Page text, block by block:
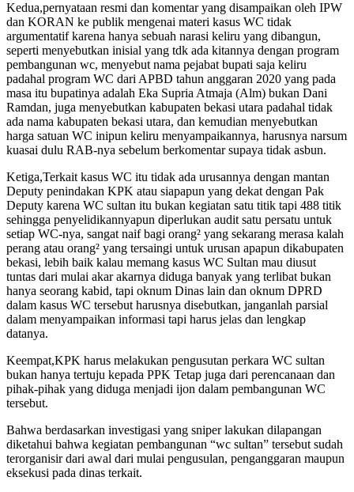
Kedua,pernyataan resmi dan komentar yang disampaikan oleh IPW
dan KORAN ke publik mengenai materi kasus WC tidak
argumentatif karena hanya sebuah narasi keliru yang dibangun,
seperti menyebutkan inisial yang tdk ada kitannya dengan program
pembangunan wc, menyebut nama pejabat bupati saja keliru
padahal program WC dari APBD tahun anggaran 2020 yang pada
masa itu bupatinya adalah Eka Supria Atmaja (Alm) bukan Dani
Ramdan, juga menyebutkan kabupaten bekasi utara padahal tidak
ada nama kabupaten bekasi utara, dan kemudian menyebutkan
harga satuan WC inipun keliru menyampaikannya, harusnya narsum
kuasai dulu RAB-nya sebelum berkomentar supaya tidak asbun.
Ketiga,Terkait kasus WC itu tidak ada urusannya dengan mantan
Deputy penindakan KPK atau siapapun yang dekat dengan Pak
Deputy karena WC sultan itu bukan kegiatan satu titik tapi 488 titik
sehingga penyelidikannyapun diperlukan audit satu persatu untuk
setiap WC-nya, sangat naif bagi orang² yang sekarang merasa kalah
perang atau orang² yang tersaingi untuk urusan apapun dikabupaten
bekasi, lebih baik kalau memang kasus WC Sultan mau diusut
tuntas dari mulai akar akarnya diduga banyak yang terlibat bukan
hanya seorang kabid, tapi oknum Dinas lain dan oknum DPRD
dalam kasus WC tersebut harusnya disebutkan, janganlah parsial
dalam menyampaikan informasi tapi harus jelas dan lengkap
datanya.
Keempat,KPK harus melakukan pengusutan perkara WC sultan
bukan hanya tertuju kepada PPK Tetap juga dari perencanaan dan
pihak-pihak yang diduga menjadi ijon dalam pembangunan WC
tersebut.
Bahwa berdasarkan investigasi yang sniper lakukan dilapangan
diketahui bahwa kegiatan pembangunan “wc sultan” tersebut sudah
terorganisir dari awal dari mulai pengusulan, penganggaran maupun
eksekusi pada dinas terkait.